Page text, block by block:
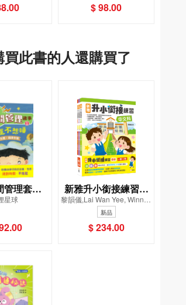
雅教育系列]
$ 98.00
買此書的人還購買了
管理套裝
4冊）
星球
新雅升小銜接練習套
裝（一套3冊）
黎韻儀,Lai Wan Yee, Winnie,
馮澤謙
新品
$ 234.00